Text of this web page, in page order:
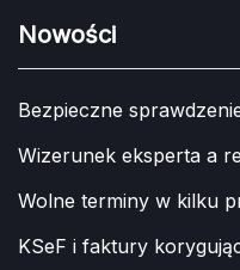
Nowości
Bezpieczne
Wizerunek eksperta a
Wolne terminy w kilku
KSeF i faktury